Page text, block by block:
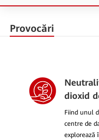
Provocări
dioxid
Fiind unul
centre de
explorează